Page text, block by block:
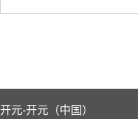
开元-开元（中国）